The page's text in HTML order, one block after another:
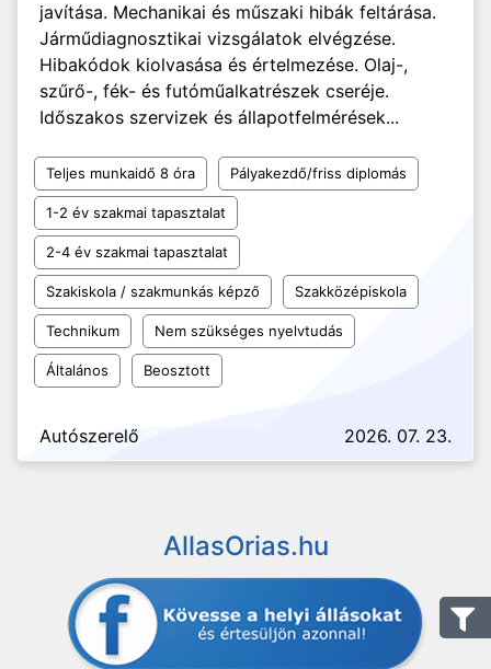
javítása. Mechanikai és műszaki hibák feltárása.
Járműdiagnosztikai vizsgálatok elvégzése.
Hibakódok kiolvasása és értelmezése. Olaj-,
szűrő-, fék- és futóműalkatrészek cseréje.
Időszakos szervizek és állapotfelmérések...
Teljes munkaidő 8 óra Pályakezdő/friss diplomás
1-2 év szakmai tapasztalat
2-4 év szakmai tapasztalat
Szakiskola / szakmunkás képző Szakközépiskola
Technikum Nem szükséges nyelvtudás
Általános Beosztott
Autószerelő 2026. 07. 23.
AllasOrias.hu